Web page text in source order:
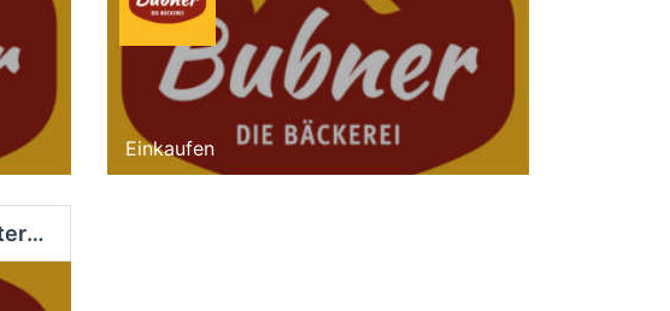
Einkaufen
Bäckerei Bubner e.K. Filiale Finsterwalde Nord